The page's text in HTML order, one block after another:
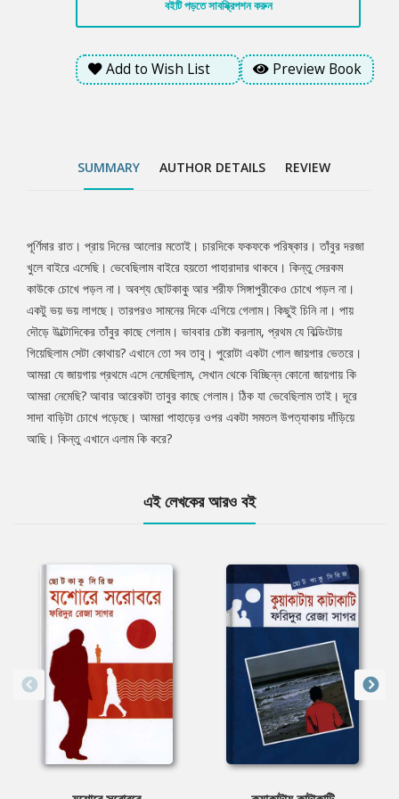
আবার আরেকটা তাবুর কাছে গেলাম। ঠিক যা ভেবেছিলাম তাই। দূরে সাদা
বাড়িটা চোখে পড়েছে। আমরা পাহাড়ের ওপর একটা সমতল উপত্যাকায় দাঁড়িয়ে
আছি। কিন্তু এখানে এলাম কি করে?
বইটি পড়তে সাবস্ক্রিপশন করুন
Add to Wish List Preview Book
SUMMARY AUTHOR DETAILS REVIEW
Tab
Article
পূর্ণিমার রাত। প্রায় দিনের আলোর মতোই। চারদিকে ফকফকে পরিষ্কার। তাঁবুর দরজা
খুলে বাইরে এসেছি। ভেবেছিলাম বাইরে হয়তো পাহারাদার থাকবে। কিন্তু সেরকম
কাউকে চোখে পড়ল না। অবশ্য ছোটকাকু আর শরীফ সিঙ্গাপুরীকেও চোখে পড়ল না।
একটু ভয় ভয় লাগছে। তারপরও সামনের দিকে এগিয়ে গেলাম। কিছুই চিনি না। পায়
দৌড়ে উল্টোদিকের তাঁবুর কাছে গেলাম। ভাববার চেষ্টা করলাম, প্রথম যে বিল্ডিংটায়
গিয়েছিলাম সেটা কোথায়? এখানে তো সব তাবু। পুরোটা একটা গোল জায়গার ভেতরে।
আমরা যে জায়গায় প্রথমে এসে নেমেছিলাম, সেখান থেকে বিচ্ছিন্ন কোনো জায়গায় কি
আমরা নেমেছি? আবার আরেকটা তাবুর কাছে গেলাম। ঠিক যা ভেবেছিলাম তাই। দূরে
সাদা বাড়িটা চোখে পড়েছে। আমরা পাহাড়ের ওপর একটা সমতল উপত্যাকায় দাঁড়িয়ে
আছি। কিন্তু এখানে এলাম কি করে?
এই লেখকের আরও বই